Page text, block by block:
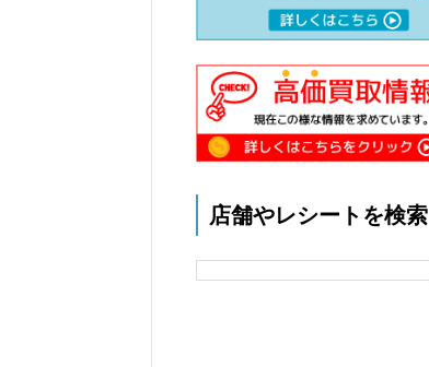
店舗やレシートを検索